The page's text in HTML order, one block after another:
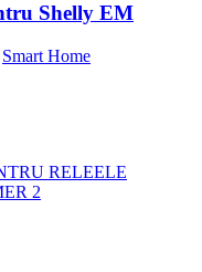
Shelly EM
Smart Home